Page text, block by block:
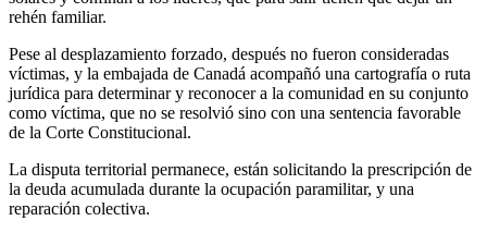
rehén familiar.
Pese al desplazamiento forzado, después no fueron consideradas
víctimas, y la embajada de Canadá acompañó una cartografía o ruta
jurídica para determinar y reconocer a la comunidad en su conjunto
como víctima, que no se resolvió sino con una sentencia favorable
de la Corte Constitucional.
La disputa territorial permanece, están solicitando la prescripción de
la deuda acumulada durante la ocupación paramilitar, y una
reparación colectiva.